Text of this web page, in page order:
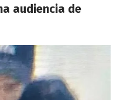
audiencia de